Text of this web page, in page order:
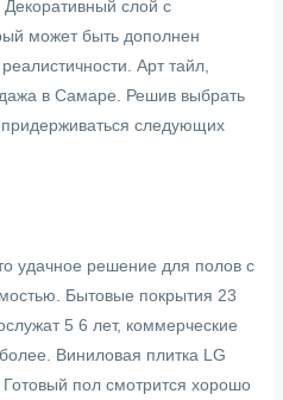
Декоративный слой с
может быть дополнен
Арт тайл,
в Самаре. Решив выбрать
следующих
удачное решение для полов с
Бытовые покрытия 23
5 6 лет, коммерческие
Виниловая плитка LG
пол смотрится хорошо